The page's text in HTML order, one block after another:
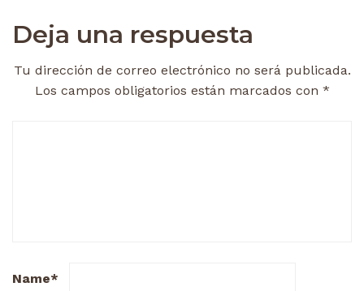
Deja una respuesta
Tu dirección de correo electrónico no será publicada.
Los campos obligatorios están marcados con *
Name*